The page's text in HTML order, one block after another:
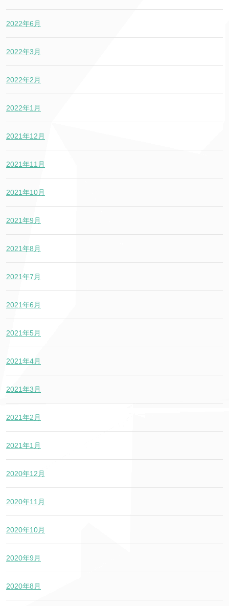
2022年6月
2022年3月
2022年2月
2022年1月
2021年12月
2021年11月
2021年10月
2021年9月
2021年8月
2021年7月
2021年6月
2021年5月
2021年4月
2021年3月
2021年2月
2021年1月
2020年12月
2020年11月
2020年10月
2020年9月
2020年8月